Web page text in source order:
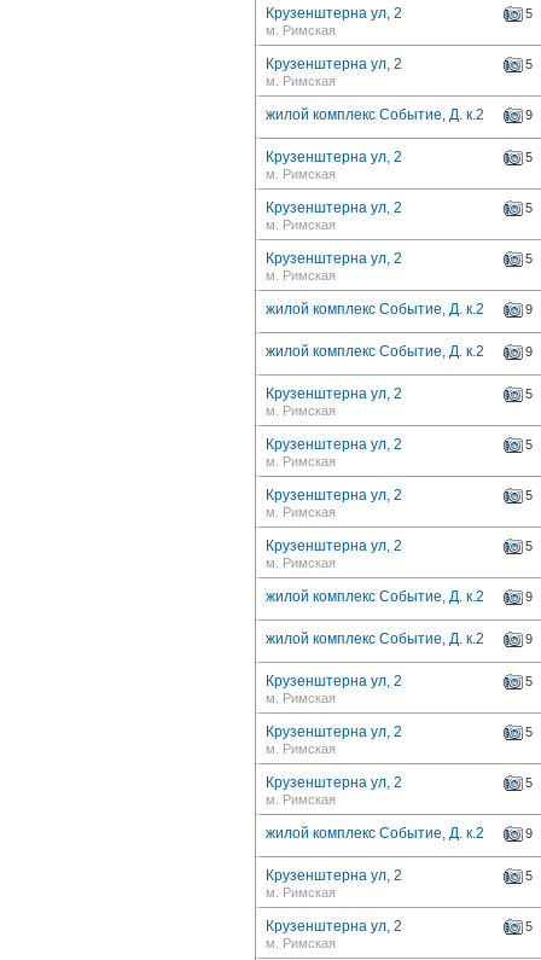
Крузенштерна ул, 2
5
м. Римская
Крузенштерна ул, 2
5
м. Римская
жилой комплекс Событие, Д. к.2 9
Крузенштерна ул, 2
5
м. Римская
Крузенштерна ул, 2
5
м. Римская
Крузенштерна ул, 2
5
м. Римская
жилой комплекс Событие, Д. к.2 9
жилой комплекс Событие, Д. к.2 9
Крузенштерна ул, 2
5
м. Римская
Крузенштерна ул, 2
5
м. Римская
Крузенштерна ул, 2
5
м. Римская
Крузенштерна ул, 2
5
м. Римская
жилой комплекс Событие, Д. к.2 9
жилой комплекс Событие, Д. к.2 9
Крузенштерна ул, 2
5
м. Римская
Крузенштерна ул, 2
5
м. Римская
Крузенштерна ул, 2
5
м. Римская
жилой комплекс Событие, Д. к.2 9
Крузенштерна ул, 2
5
м. Римская
Крузенштерна ул, 2
5
м. Римская